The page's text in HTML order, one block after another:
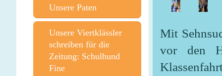
Mit
vor den
Unsere Paten
Unsere Viertklässler
schreiben für die
Zeitung: Schulhund
Fine